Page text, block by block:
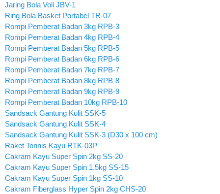
Jaring Bola Voli JBV-1
Ring Bola Basket Portabel TR-07
Rompi Pemberat Badan 3kg RPB-3
Rompi Pemberat Badan 4kg RPB-4
Rompi Pemberat Badan 5kg RPB-5
Rompi Pemberat Badan 6kg RPB-6
Rompi Pemberat Badan 7kg RPB-7
Rompi Pemberat Badan 8kg RPB-8
Rompi Pemberat Badan 9kg RPB-9
Rompi Pemberat Badan 10kg RPB-10
Sandsack Gantung Kulit SSK-5
Sandsack Gantung Kulit SSK-4
Sandsack Gantung Kulit SSK-3 (D30 x 100 cm)
Raket Tonnis Kayu RTK-03P
Cakram Kayu Super Spin 2kg SS-20
Cakram Kayu Super Spin 1.5kg SS-15
Cakram Kayu Super Spin 1kg SS-10
Cakram Fiberglass Hyper Spin 2kg CHS-20